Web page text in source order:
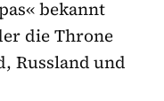
«bekannt
die Throne
Russland und